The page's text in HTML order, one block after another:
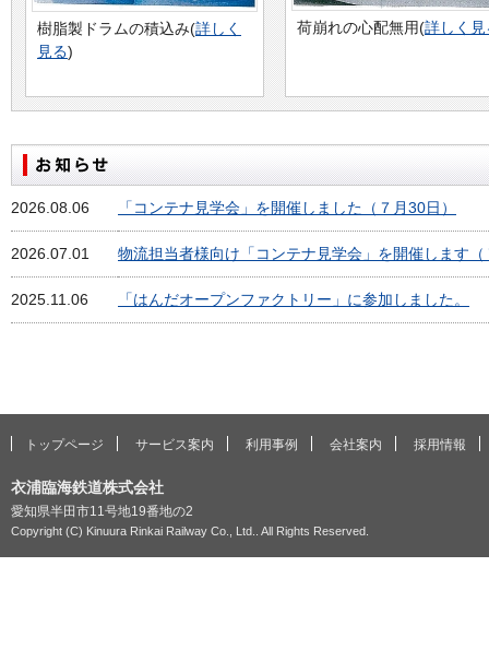
樹脂製ドラムの積込み(詳しく
見る)
荷崩れの心配無用(詳しく見
2026.08.06 「コンテナ見学会」を開催しました（７月30日）
2026.07.01 物流担当者様向け「コンテナ見学会」を開催します
2025.11.06 「はんだオープンファクトリー」に参加しました。
トップページ サービス案内 利用事例 会社案内 採用情報
衣浦臨海鉄道株式会社
愛知県半田市11号地19番地の2
Copyright (C) Kinuura Rinkai Railway Co., Ltd.. All Rights Reserved.